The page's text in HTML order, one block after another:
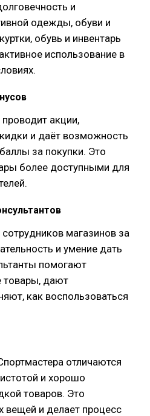
и
одежды, обуви и
обувь и инвентарь
использование в
акции,
и даёт возможность
за покупки. Это
более доступными для
магазинов за
и умение дать
помогают
товары, дают
как воспользоваться
отличаются
и хорошо
товаров. Это
вещей и делает процесс